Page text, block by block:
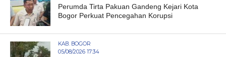
Perumda Tirta Pakuan Gandeng Kejari Kota
Bogor Perkuat Pencegahan Korupsi
KAB. BOGOR
05/08/2026 17:34